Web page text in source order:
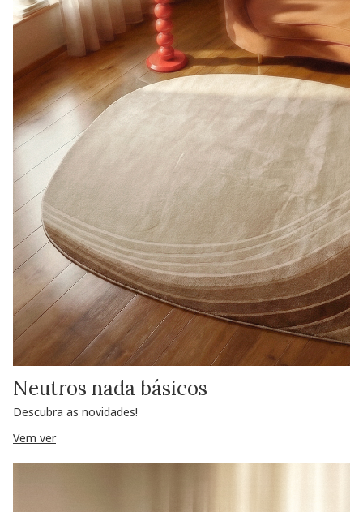
Neutros nada básicos
Descubra as novidades!
Vem ver